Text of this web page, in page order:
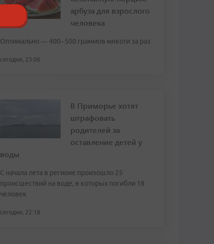
арбуза для взрослого
человека
Оптимально — 400–500 граммов мякоти за раз
сегодня, 23:06
В Приморье хотят
штрафовать
родителей за
оставление детей у
воды
С начала лета в регионе произошло 25
происшествий на воде, в которых погибли 18
человек
сегодня, 22:18